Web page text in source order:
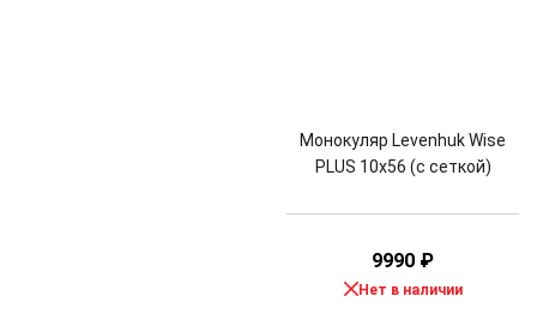
Монокуляр Levenhuk Wise
PLUS 10x56 (с сеткой)
9990 ₽
Нет в наличии